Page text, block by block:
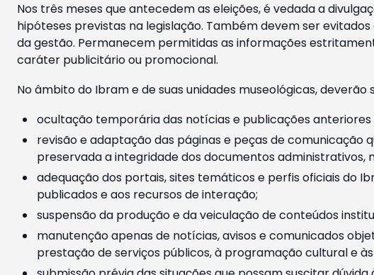
Nos três meses que antecedem as eleições, é vedada a
hipóteses previstas na legislação. Também devem ser
da gestão. Permanecem permitidas as informações
caráter publicitário ou promocional.
No âmbito do Ibram e de suas unidades museológicas,
ocultação temporária das notícias e publicações
revisão e adaptação das páginas e peças de comunicação
preservada a integridade dos documentos administrativos,
adequação dos portais, sites temáticos e perfis oficiais do
publicados e aos recursos de interação;
suspensão da produção e da veiculação de conteúdos
manutenção apenas de notícias, avisos e comunicados
prestação de serviços públicos, à programação cultural e